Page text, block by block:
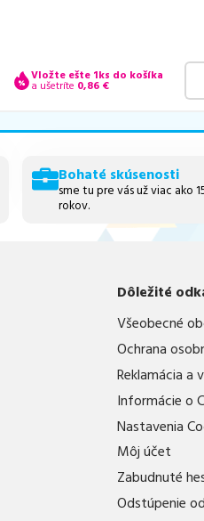
Vložte ešte 1ks do košíka
a ušetríte 0,86 €
Bohaté skúsenosti
sme tu pre vás už viac ako
rokov.
Dôležité
Všeobecné
Ochrana
Reklamácia a
Informácie o
Nastavenia
Môj účet
Zabudnuté
Odstúpenie